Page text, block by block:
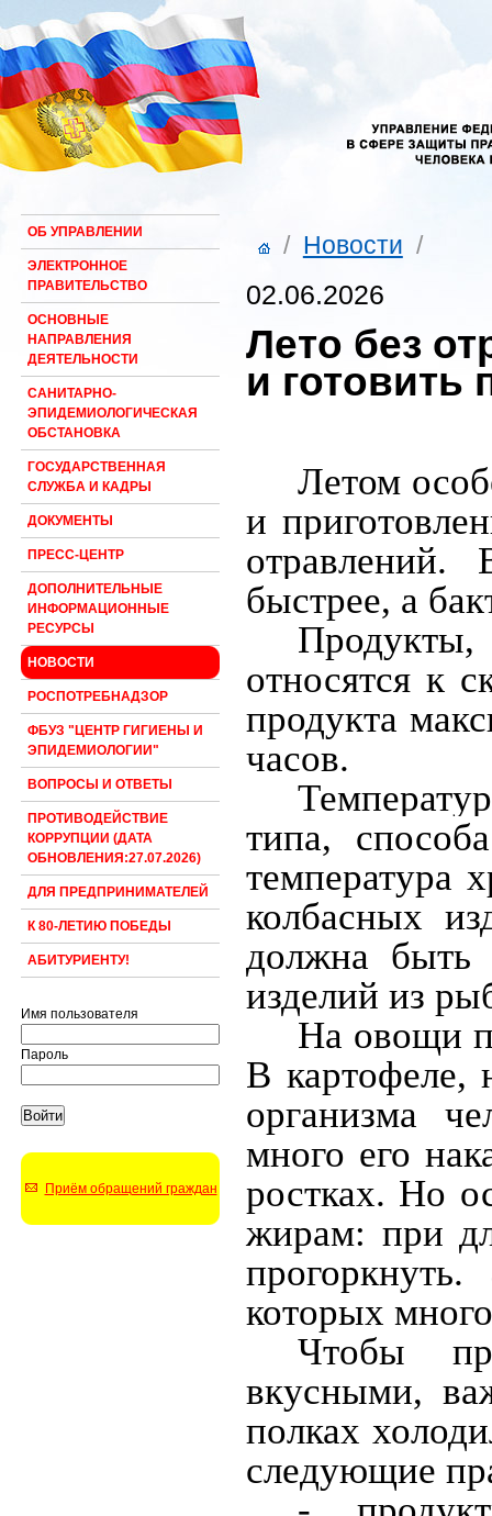
ОБ УПРАВЛЕНИИ
ЭЛЕКТРОННОЕ
ПРАВИТЕЛЬСТВО
ОСНОВНЫЕ
НАПРАВЛЕНИЯ
ДЕЯТЕЛЬНОСТИ
САНИТАРНО-
ЭПИДЕМИОЛОГИЧЕСКАЯ
ОБСТАНОВКА
ГОСУДАРСТВЕННАЯ
СЛУЖБА И КАДРЫ
ДОКУМЕНТЫ
ПРЕСС-ЦЕНТР
ДОПОЛНИТЕЛЬНЫЕ
ИНФОРМАЦИОННЫЕ
РЕСУРСЫ
НОВОСТИ
РОСПОТРЕБНАДЗОР
ФБУЗ "ЦЕНТР ГИГИЕНЫ И
ЭПИДЕМИОЛОГИИ"
ВОПРОСЫ И ОТВЕТЫ
ПРОТИВОДЕЙСТВИЕ
КОРРУПЦИИ (ДАТА
ОБНОВЛЕНИЯ:27.07.2026)
ДЛЯ ПРЕДПРИНИМАТЕЛЕЙ
К 80-ЛЕТИЮ ПОБЕДЫ
АБИТУРИЕНТУ!
Имя пользователя
Пароль
Приём обращений граждан
/ Новости /
02.06.2026
Лето без
и готовить
Летом
и
быстрее, а
относятся к
продукта
часов.
типа,
температура
колбасных
должна быть
изделий из
На овощи
В картофеле,
организма
много его
ростках. Но
жирам: при
которых
Чтобы
вкусными,
полках
следующие